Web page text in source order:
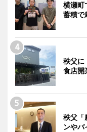
横瀬町
蓄積で
秩父
食店開
秩父「
ンやバ